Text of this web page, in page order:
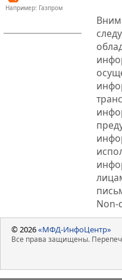
Например: Газпром
Non-
© 2026«МФД-ИнфоЦентр»
Все права защищены.